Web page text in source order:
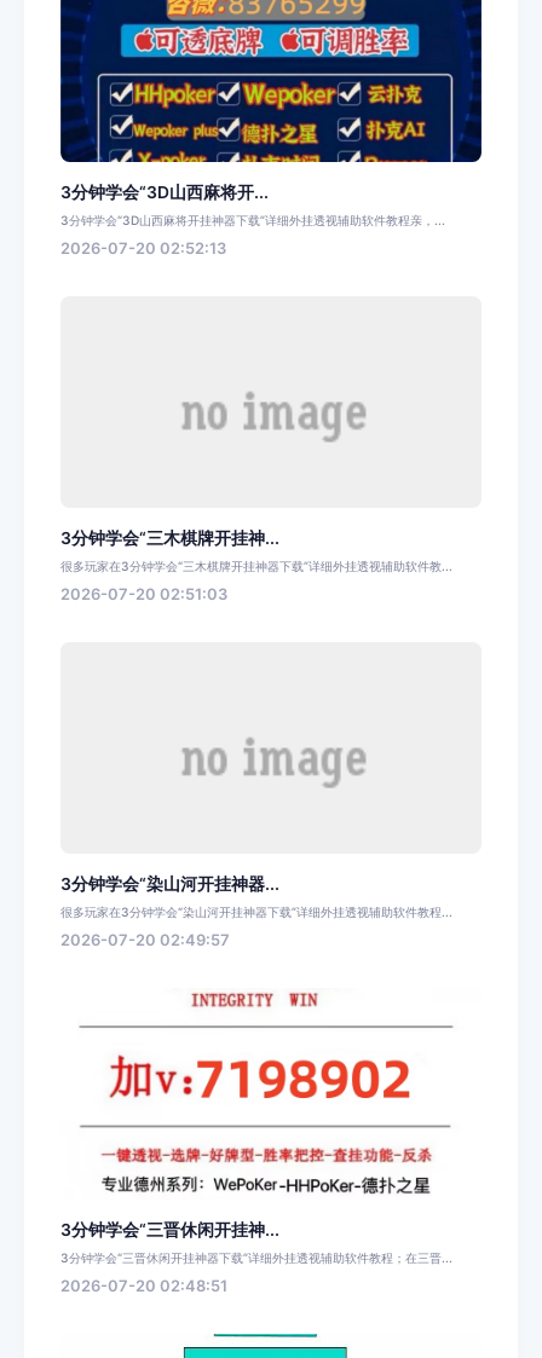
3分钟学会“3D山西麻将开...
3分钟学会“3D山西麻将开挂神器下载”详细外挂透视辅助软件教程亲，...
2026-07-20 02:52:13
3分钟学会“三木棋牌开挂神...
很多玩家在3分钟学会“三木棋牌开挂神器下载”详细外挂透视辅助软件教...
2026-07-20 02:51:03
3分钟学会“染山河开挂神器...
很多玩家在3分钟学会“染山河开挂神器下载”详细外挂透视辅助软件教程...
2026-07-20 02:49:57
3分钟学会“三晋休闲开挂神...
3分钟学会“三晋休闲开挂神器下载”详细外挂透视辅助软件教程；在三晋...
2026-07-20 02:48:51